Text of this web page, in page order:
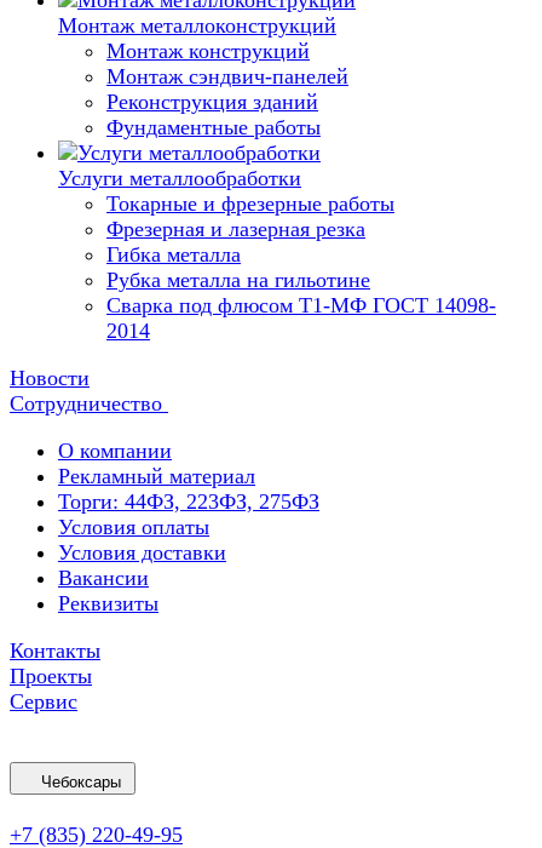
Монтаж металлоконструкций
Монтаж конструкций
Монтаж сэндвич-панелей
Реконструкция зданий
Фундаментные работы
Услуги металлообработки
Токарные и фрезерные работы
Фрезерная и лазерная резка
Гибка металла
Рубка металла на гильотине
Сварка под флюсом Т1-МФ ГОСТ 14098-
2014
Новости
Сотрудничество
О компании
Рекламный материал
Торги: 44ФЗ, 223ФЗ, 275ФЗ
Условия оплаты
Условия доставки
Вакансии
Реквизиты
Контакты
Проекты
Сервис
Чебоксары
+7 (835) 220-49-95